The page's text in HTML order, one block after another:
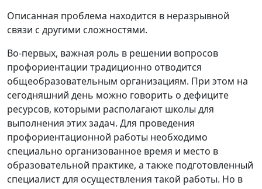
Описанная проблема находится в неразрывной
связи с другими сложностями.
Во-первых, важная роль в решении вопросов
профориентации традиционно отводится
общеобразовательным организациям. При этом на
сегодняшний день можно говорить о дефиците
ресурсов, которыми располагают школы для
выполнения этих задач. Для проведения
профориентационной работы необходимо
специально организованное время и место в
образовательной практике, а также подготовленный
специалист для осуществления такой работы. Но в